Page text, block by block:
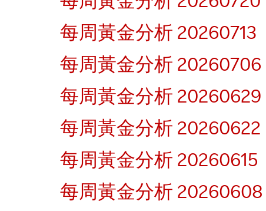
每周黃金分析 20260713
每周黃金分析 20260706
每周黃金分析 20260629
每周黃金分析 20260622
每周黃金分析 20260615
每周黃金分析 20260608